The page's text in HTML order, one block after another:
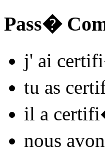
Pass�
j' ai certifi
tu as
il a certifi
nous